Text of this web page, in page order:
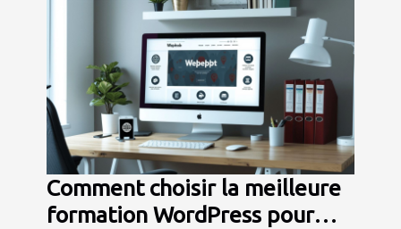
Comment choisir la meilleure
formation WordPress pour